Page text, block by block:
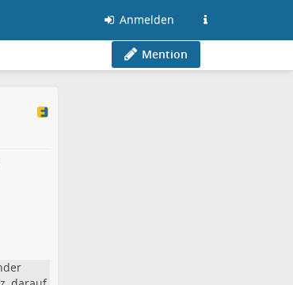
Anmelden
Mention